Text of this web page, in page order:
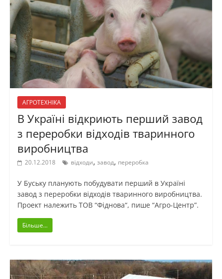
АГРОТЕХНІКА
В Україні відкриють перший завод
з переробки відходів тваринного
виробництва
20.12.2018 відходи, завод, переробка
У Буську планують побудувати перший в Україні
завод з переробки відходів тваринного виробництва.
Проект належить ТОВ “Фіднова“, пише “Агро-Центр”.
Більше...